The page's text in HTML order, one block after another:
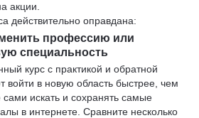
акции.
действительно оправдана:
профессию или
специальность
курс с практикой и обратной
войти в новую область быстрее, чем
искать и сохранять самые
в интернете. Сравните несколько